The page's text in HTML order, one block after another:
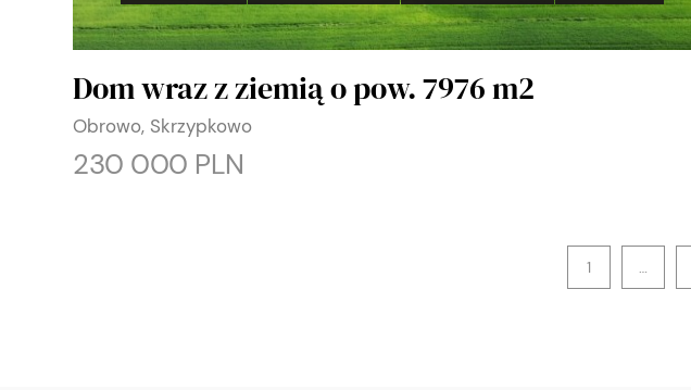
Dom wraz z ziemią o pow. 7976 m2
Obrowo, Skrzypkowo
230 000 PLN
1